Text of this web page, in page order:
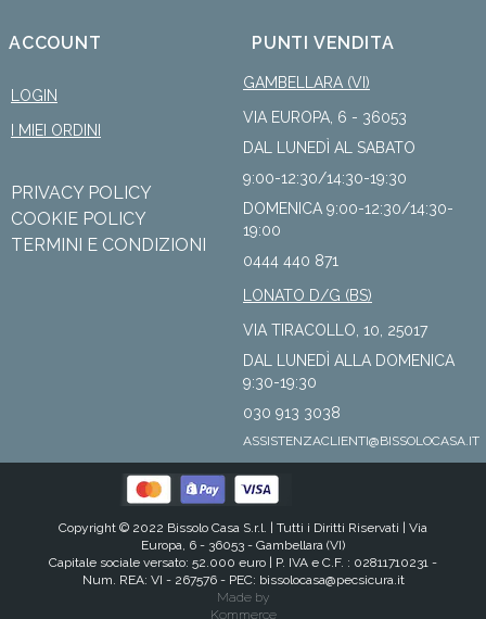
ACCOUNT
LOGIN
I MIEI ORDINI
PRIVACY POLICY
COOKIE POLICY
TERMINI E CONDIZIONI
PUNTI VENDITA
GAMBELLARA (VI)
VIA EUROPA, 6 - 36053
DAL LUNEDÌ AL SABATO
9:00-12:30/14:30-19:30
DOMENICA 9:00-12:30/14:30-
19:00
0444 440 871
LONATO D/G (BS)
VIA TIRACOLLO, 10, 25017
DAL LUNEDÌ ALLA DOMENICA
9:30-19:30
030 913 3038
ASSISTENZACLIENTI@BISSOLOCASA.IT
Copyright © 2022 Bissolo Casa S.r.l. | Tutti i Diritti Riservati | Via
Europa, 6 - 36053 - Gambellara (VI)
Capitale sociale versato: 52.000 euro | P. IVA e C.F. : 02811710231 -
Num. REA: VI - 267576 - PEC: bissolocasa@pecsicura.it
Made by
Kommerce